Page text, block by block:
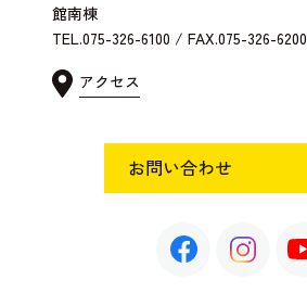
館南棟
TEL.075-326-6100 / FAX.075-326-6200
アクセス
お問い合わせ